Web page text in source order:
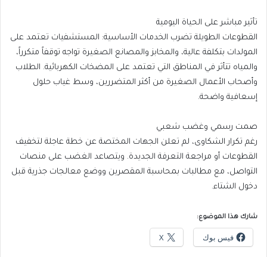
تأثير مباشر على الحياة اليومية
القطوعات الطويلة تضرب الخدمات الأساسية: المستشفيات تعتمد على
المولدات بتكلفة عالية، والمخابز والمصانع الصغيرة تواجه توقفاً متكرراً،
والمياه تتأثر في المناطق التي تعتمد على المضخات الكهربائية. الطلاب
وأصحاب الأعمال الصغيرة من أكثر المتضررين، وسط غياب حلول
إسعافية واضحة.
صمت رسمي وغضب شعبي
رغم تكرار الشكاوى، لم تعلن الجهات المختصة عن خطة عاجلة لتخفيف
القطوعات أو مراجعة التعرفة الجديدة. ويتصاعد الغضب على منصات
التواصل، مع مطالبات بمحاسبة المقصرين ووضع معالجات جذرية قبل
دخول الشتاء.
شارك هذا الموضوع:
فيس بوك X